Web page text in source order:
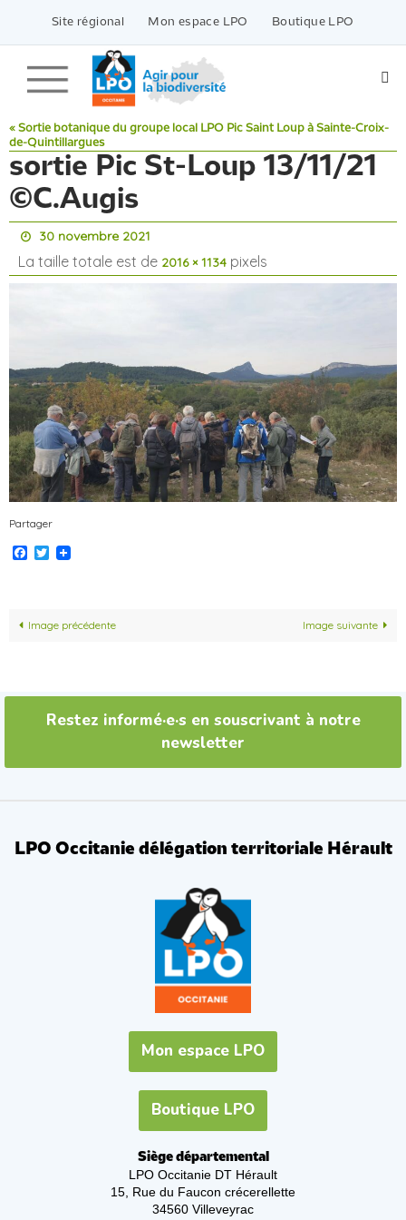
contenu
Site régional Mon espace LPO Boutique LPO
« Sortie botanique du groupe local LPO Pic Saint Loup à Sainte-Croix-
de-Quintillargues
sortie Pic St-Loup 13/11/21
©C.Augis
30 novembre 2021
La taille totale est de 2016 × 1134 pixels
Partager
Facebook
Twitter
Image précédente Image suivante
Restez informé·e·s en souscrivant à notre
newsletter
LPO Occitanie délégation territoriale Hérault
Mon espace LPO
Boutique LPO
Siège départemental
LPO Occitanie DT Hérault
15, Rue du Faucon crécerellette
34560 Villeveyrac